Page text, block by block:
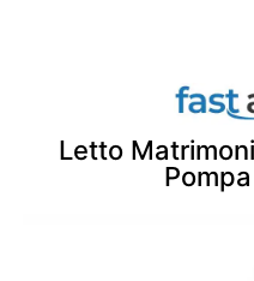
Letto